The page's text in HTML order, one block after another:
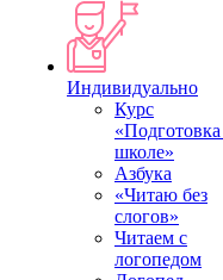
Индивидуально
Курс
школе»
Азбука
«Читаю без
слогов»
Читаем с
логопедом